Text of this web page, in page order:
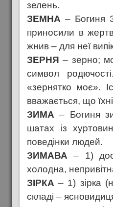
зелень.
ЗЕМНА – Богиня
приносили в
жнив – для неї
ЗЕРНЯ – зерно;
символ
«зернятко моє».
вважається, що
ЗИМА – Богиня
шатах із
поведінки людей.
ЗИМАВА – 1)
холодна,
ЗІРКА – 1) зірка
складі –